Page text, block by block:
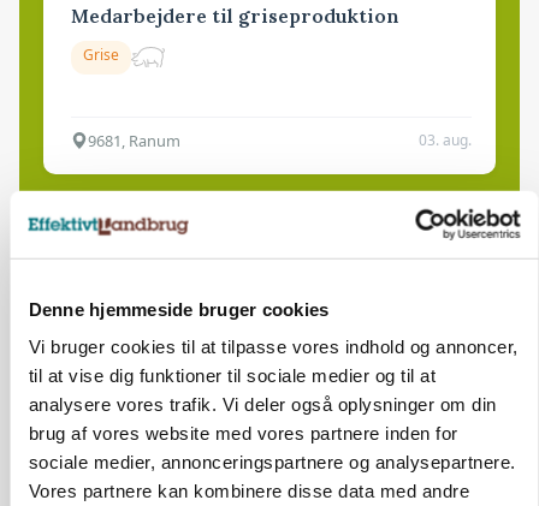
Denne hjemmeside bruger cookies
Vi bruger cookies til at tilpasse vores indhold og annoncer,
til at vise dig funktioner til sociale medier og til at
analysere vores trafik. Vi deler også oplysninger om din
brug af vores website med vores partnere inden for
sociale medier, annonceringspartnere og analysepartnere.
Vores partnere kan kombinere disse data med andre
Medarbejdere til griseproduktion
Grise
9681, Ranum 03. aug.
Kalvepasser til ejendom i udvikling søges
Kalve
6392, Bolderslev 03. aug.
Leder til klimastald
Klimastald